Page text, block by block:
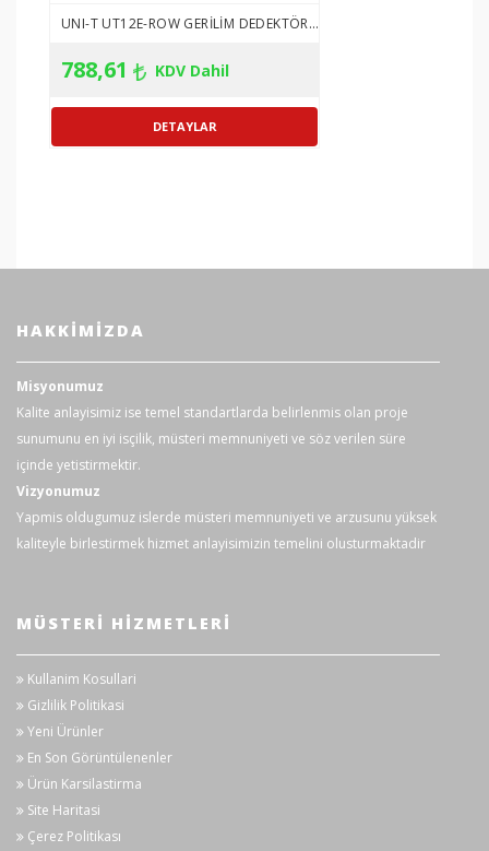
UNI-T UT12E-ROW GERILIM DEDEKTÖRÜ
788,61 KDV Dahil
HAKKIMIZDA
Misyonumuz
Kalite anlayisimiz ise temel standartlarda belirlenmis olan proje
sunumunu en iyi isçilik, müsteri memnuniyeti ve söz verilen süre
içinde yetistirmektir.
Vizyonumuz
Yapmis oldugumuz islerde müsteri memnuniyeti ve arzusunu yüksek
kaliteyle birlestirmek hizmet anlayisimizin temelini olusturmaktadir
MÜSTERI HIZMETLERI
Kullanim Kosullari
Gizlilik Politikasi
Yeni Ürünler
En Son Görüntülenenler
Ürün Karsilastirma
Site Haritasi
Çerez Politikası